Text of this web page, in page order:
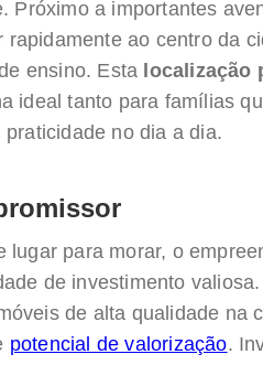
Próximo a importantes
rapidamente ao centro da
ensino. Esta localização
ideal tanto para famílias
no dia a dia.
lugar para morar, o
de investimento
de alta qualidade na
potencial de valorização.